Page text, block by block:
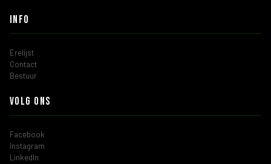
Info
Erelijst
Contact
Bestuur
Volg ons
Facebook
Instagram
LinkedIn